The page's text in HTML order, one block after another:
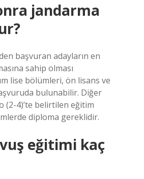
jandarma
başvuran adayların en
sahip olması
lise bölümleri, ön lisans ve
bulunabilir. Diğer
(2-4)’te belirtilen eğitim
diploma gereklidir.
eğitimi kaç